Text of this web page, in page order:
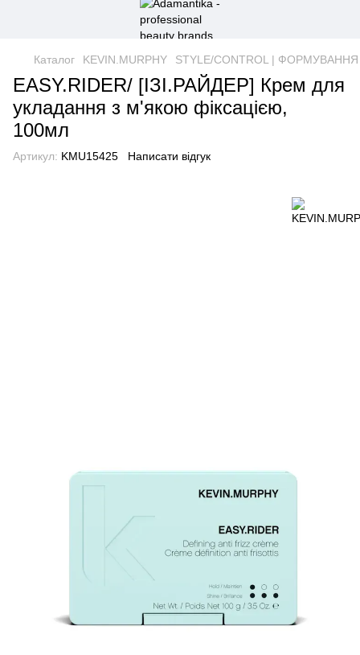
Каталог KEVIN.MURPHY STYLE/CONTROL |
EASY.RIDER/ [ІЗІ.РАЙДЕР] Крем для
укладання з м'якою фіксацією,
100мл
Артикул: KMU15425 Написати відгук